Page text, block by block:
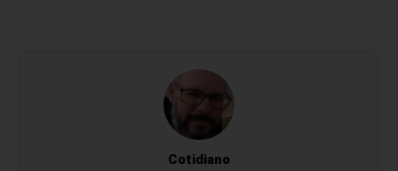
Cotidiano